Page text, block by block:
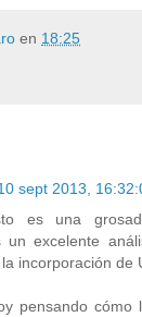
en 18:25
sept 2013,
es una
un excelente
incorporación de
pensando cómo